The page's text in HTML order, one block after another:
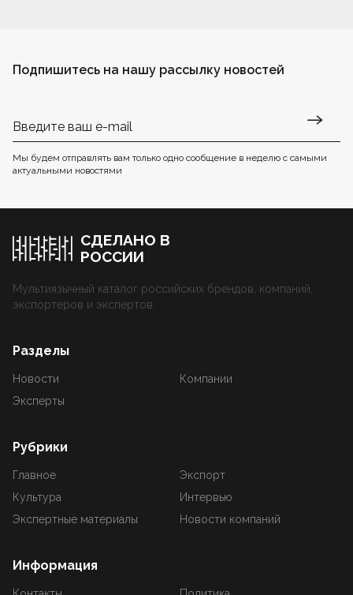
Подпишитесь на нашу рассылку новостей
Мы будем отправлять вам только одно сообщение в неделю с самыми
актуальными новостями
СДЕЛАНО В
РОССИИ
Мультиязычный каталог российских брендов, компаний,
экспортеров и экспертов.
Разделы
Новости
Компании
Эксперты
Рубрики
Главное
Экспорт
Культура
Интервью
Экспертные материалы
Новости компаний
Информация